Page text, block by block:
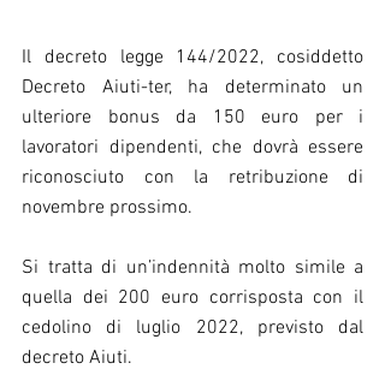
Il decreto legge 144/2022, cosiddetto
Decreto Aiuti-ter, ha determinato un
ulteriore bonus da 150 euro per i
lavoratori dipendenti, che dovrà essere
riconosciuto con la retribuzione di
novembre prossimo.
Si tratta di un’indennità molto simile a
quella dei 200 euro corrisposta con il
cedolino di luglio 2022, previsto dal
decreto Aiuti.